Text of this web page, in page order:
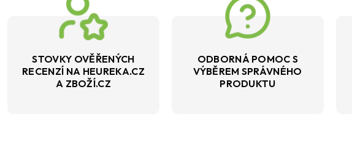
STOVKY OVĚŘENÝCH
RECENZÍ NA HEUREKA.CZ
A ZBOŽÍ.CZ
ODBORNÁ POMOC S
VÝBĚREM SPRÁVNÉHO
PRODUKTU